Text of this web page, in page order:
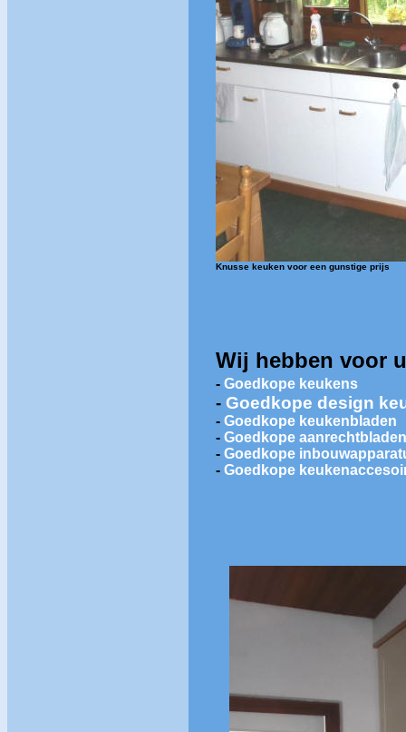
Knusse keuken voor een gunstige prijs
Wij hebben voor
- Goedkope keukens
- Goedkope design
- Goedkope keukenbladen
- Goedkope aanrechtbladen
- Goedkope
- Goedkope